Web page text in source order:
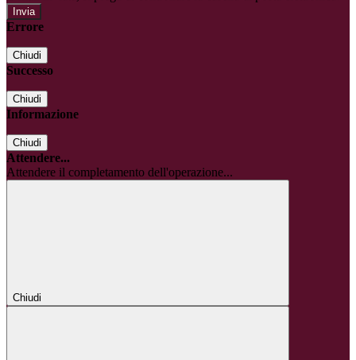
Errore
Chiudi
Successo
Chiudi
Informazione
Chiudi
Attendere...
Attendere il completamento dell'operazione...
Chiudi